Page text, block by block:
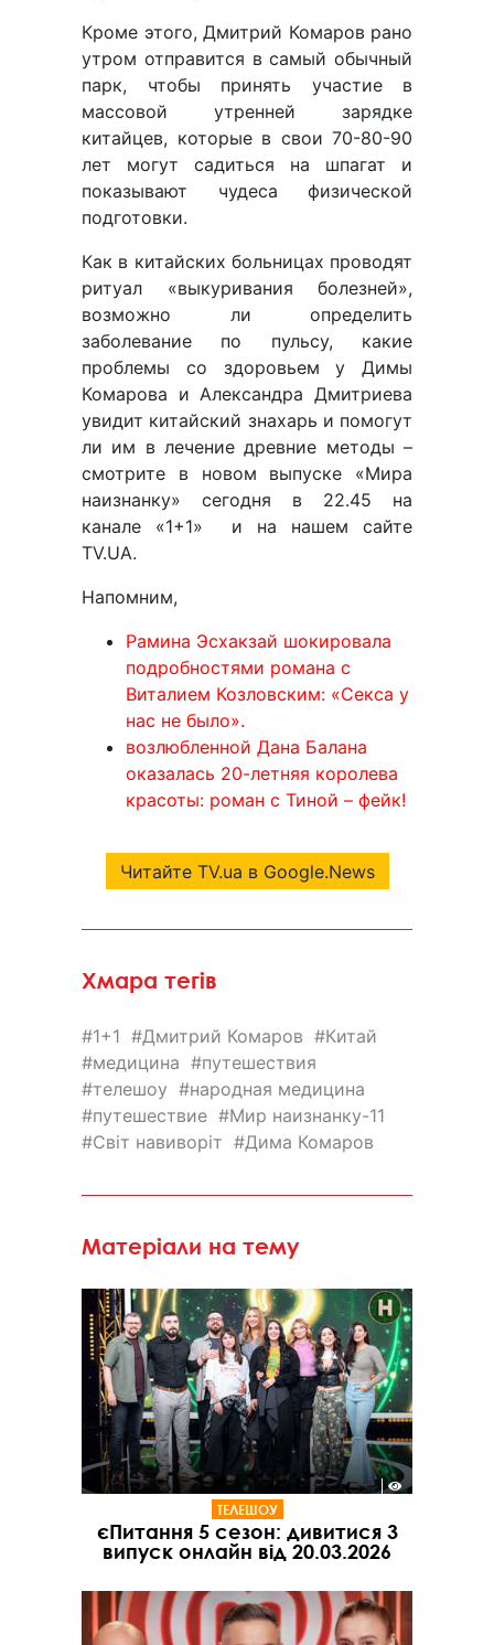
Кроме этого, Дмитрий Комаров рано
утром отправится в самый обычный
парк, чтобы принять участие в
массовой утренней зарядке
китайцев, которые в свои 70-80-90
лет могут садиться на шпагат и
показывают чудеса физической
подготовки.
Как в китайских больницах проводят
ритуал «выкуривания болезней»,
возможно ли определить
заболевание по пульсу, какие
проблемы со здоровьем у Димы
Комарова и Александра Дмитриева
увидит китайский знахарь и помогут
ли им в лечение древние методы –
смотрите в новом выпуске «Мира
наизнанку» сегодня в 22.45 на
канале «1+1» и на нашем сайте
TV.UA.
Напомним,
Рамина Эсхакзай шокировала
подробностями романа с
Виталием Козловским: «Секса у
нас не было».
возлюбленной Дана Балана
оказалась 20-летняя королева
красоты: роман с Тиной – фейк!
Читайте TV.ua в Google.News
Хмара тегів
1+1 Дмитрий Комаров
Китай
медицина
путешествия
телешоу
народная медицина
путешествие
Мир наизнанку-11
Світ навиворіт
Дима Комаров
Матеріали на тему
ТЕЛЕШОУ
єПитання 5 сезон: дивитися 3
випуск онлайн від 20.03.2026